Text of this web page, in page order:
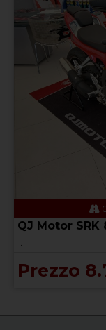
QJ Motor SRK
.
Prezzo